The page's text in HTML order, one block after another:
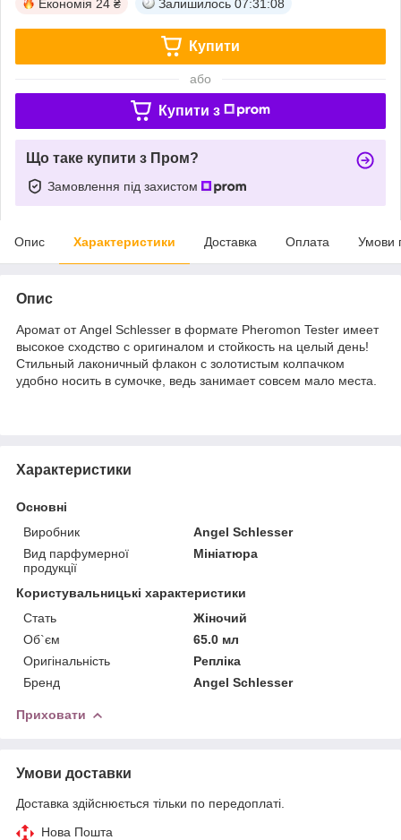
Економія 24 ₴ Залишилось 07:31:08
Купити
або
Купити з
Що таке купити з Пром?
Замовлення під захистом
Опис Характеристики Доставка Оплата Умови
Опис
Аромат от Angel Schlesser в формате Pheromon Tester имеет
высокое сходство с оригиналом и стойкость на целый день!
Стильный лаконичный флакон с золотистым колпачком
удобно носить в сумочке, ведь занимает совсем мало места.
Характеристики
Основні
Виробник
Angel Schlesser
Вид парфумерної
продукції
Мініатюра
Користувальницькі характеристики
Стать
Жіночий
Об`єм
65.0 мл
Оригінальність
Репліка
Бренд
Angel Schlesser
Приховати
Умови доставки
Доставка здійснюється тільки по передоплаті.
Нова Пошта